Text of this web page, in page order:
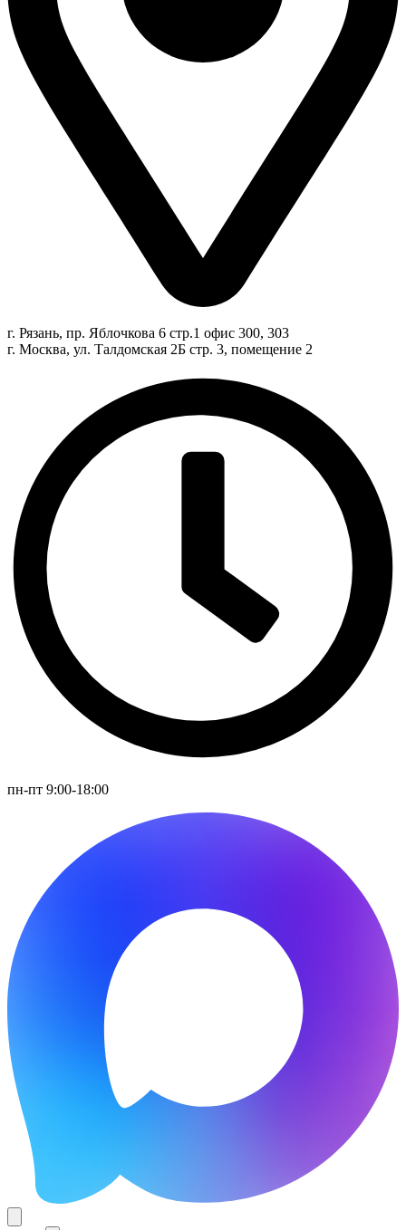
г. Рязань, пр. Яблочкова 6 стр.1 офис 300, 303
г. Москва, ул. Талдомская 2Б стр. 3, помещение 2
пн-пт 9:00-18:00